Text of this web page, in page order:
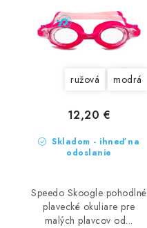
ružová modrá
Skladom - ihneď na
odoslanie
12,20 €
Speedo Skoogle pohodlné
plavecké okuliare pre
malých plavcov od...